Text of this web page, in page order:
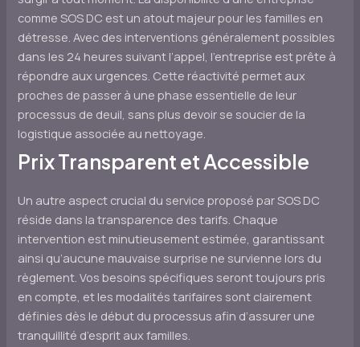
comme SOS DC est un atout majeur pour les familles en
détresse. Avec des interventions généralement possibles
dans les 24 heures suivant l’appel, l’entreprise est prête à
répondre aux urgences. Cette réactivité permet aux
proches de passer à une phase essentielle de leur
processus de deuil, sans plus devoir se soucier de la
logistique associée au nettoyage.
Prix Transparent et Accessible
Un autre aspect crucial du service proposé par SOS DC
réside dans la transparence des tarifs. Chaque
intervention est minutieusement estimée, garantissant
ainsi qu’aucune mauvaise surprise ne survienne lors du
règlement. Vos besoins spécifiques seront toujours pris
en compte, et les modalités tarifaires sont clairement
définies dès le début du processus afin d’assurer une
tranquillité d’esprit aux familles.